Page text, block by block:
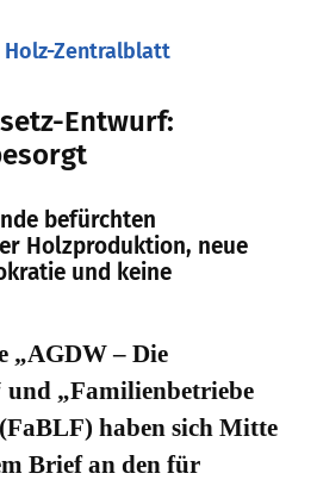
Holz-Zentralblatt
Entwurf:
befürchten
Holzproduktion, neue
und keine
„AGDW – Die
und „Familienbetriebe
haben sich Mitte
Brief an den für